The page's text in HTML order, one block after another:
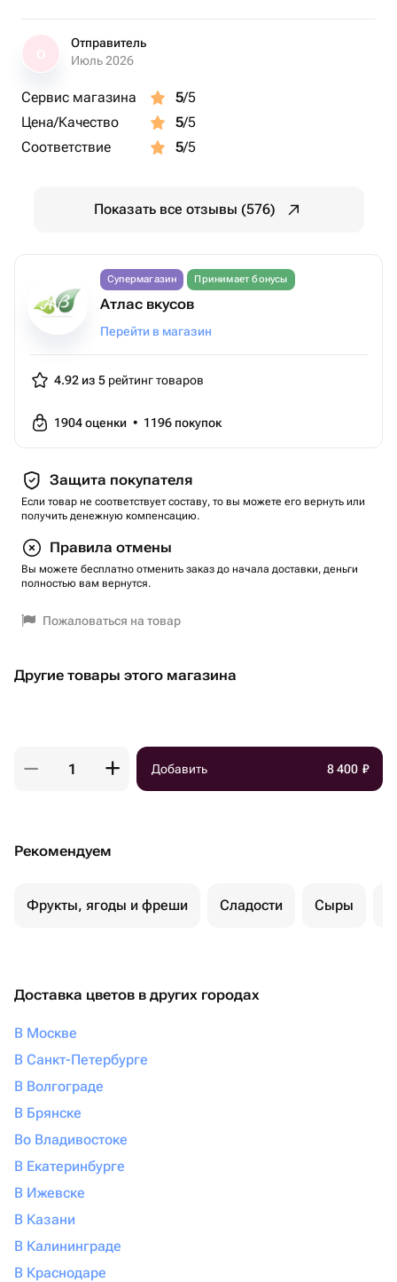
Отправитель
Июль 2026
Сервис магазина 5/5
Цена/Качество
5/5
Соответствие
5/5
Показать все отзывы (576)
Супермагазин Принимает бонусы
Атлас вкусов
Перейти в магазин
4.92 из 5 рейтинг товаров
1904оценки • 1196 покупок
Защита покупателя
Если товар не соответствует составу, то вы можете его вернуть или
получить денежную компенсацию.
Правила отмены
Вы можете бесплатно отменить заказ до начала доставки, деньги
полностью вам вернутся.
Пожаловаться на товар
Другие товары этого магазина
Добавить 8 400 ₽
Рекомендуем
Фрукты, ягоды и фреши Сладости Сыры
Доставка цветов в других городах
В Москве
В Санкт-Петербурге
В Волгограде
В Брянске
Во Владивостоке
В Екатеринбурге
В Ижевске
В Казани
В Калининграде
В Краснодаре